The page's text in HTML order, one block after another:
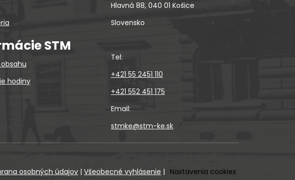
STM
hodiny
Hlavná 88, 040 01 Košice
Slovensko
Tel:
+421 55 2451 110
+421 552 451 175
Email:
stmke@stm-ke.sk
osobných údajov | Všeobecné vyhlásenie | Nastavenia cookies